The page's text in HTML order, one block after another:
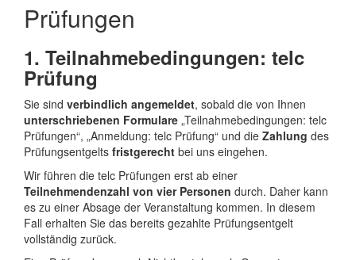
Prüfungen
1. Teilnahmebedingungen: telc
Prüfung
Sie sind verbindlich angemeldet, sobald die von Ihnen
unterschriebenen Formulare „Teilnahmebedingungen: telc
Prüfungen“, „Anmeldung: telc Prüfung“ und die Zahlung des
Prüfungsentgelts fristgerecht bei uns eingehen.
Wir führen die telc Prüfungen erst ab einer
Teilnehmendenzahl von vier Personen durch. Daher kann
es zu einer Absage der Veranstaltung kommen. In diesem
Fall erhalten Sie das bereits gezahlte Prüfungsentgelt
vollständig zurück.